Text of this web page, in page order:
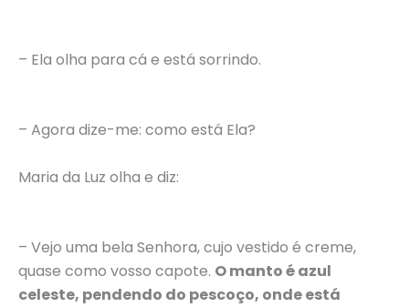
– Ela olha para cá e está sorrindo.
– Agora dize-me: como está Ela?
Maria da Luz olha e diz:
– Vejo uma bela Senhora, cujo vestido é creme,
quase como vosso capote. O manto é azul
celeste, pendendo do pescoço, onde está